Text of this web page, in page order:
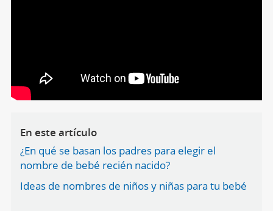
En este artículo
¿En qué se basan los padres para elegir el
nombre de bebé recién nacido?
Ideas de nombres de niños y niñas para tu bebé